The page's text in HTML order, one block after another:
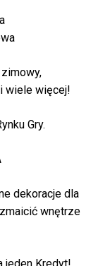
wiele więcej!
Gry.
dekoracje dla
wnętrze